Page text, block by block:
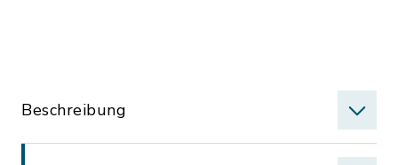
Beschreibung